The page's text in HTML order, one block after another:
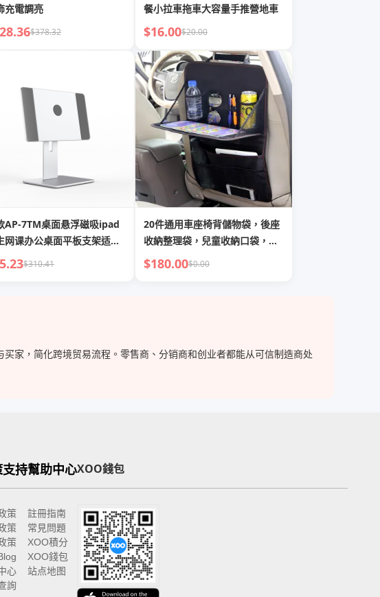
充電調亮
$378.32
餐小拉車拖車大容量手推營地車
$16.00$20.00
AP-7TM桌面悬浮磁吸ipad
网课办公桌面平板支架适用
果
$310.41
20件通用車座椅背儲物袋，後座
收納整理袋，兒童收納口袋，附
桌板
$180.00$0.00
家，简化跨境贸易流程。零售商、分销商和创业者都能从可信制造商处
持
策
策
策
心
詢
幫助中心
註冊指南
常見問題
XOO積分
XOO錢包
站点地图
XOO錢包